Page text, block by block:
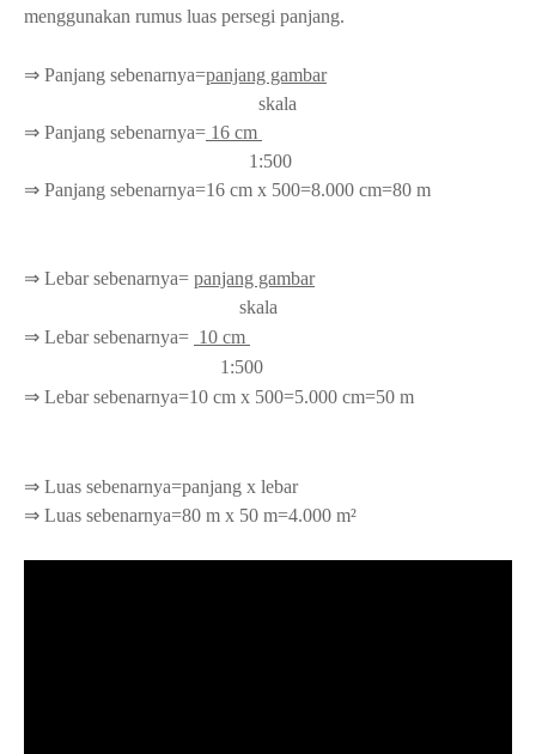
menggunakan rumus luas persegi panjang.
⇒ Panjang sebenarnya=panjang gambar
skala
⇒ Panjang sebenarnya= 16 cm
1:500
⇒ Panjang sebenarnya=16 cm x 500=8.000 cm=80 m
⇒ Lebarsebenarnya= panjang gambar
skala
⇒ Lebar sebenarnya= 10 cm
1:500
⇒ Lebar sebenarnya=10 cm x 500=5.000 cm=50 m
⇒ Luas sebenarnya=panjang x lebar
⇒ Luas sebenarnya=80 m x 50 m=4.000 m²